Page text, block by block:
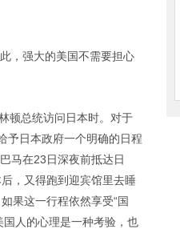
，强大的美国不需要担心
顿总统访问日本时。对于
予日本政府一个明确的日程
马在23日深夜前抵达日
，又得跑到迎宾馆里去睡
果这一行程依然享受“国
人的心理是一种考验，也